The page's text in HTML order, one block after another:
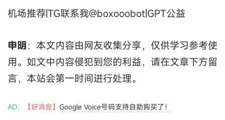
机场推荐|TG联系我@boxooobot|GPT公益
申明：本文内容由网友收集分享，仅供学习参考使
用。如文中内容侵犯到您的利益，请在文章下方留
言，本站会第一时间进行处理。
AD： 【好消息】 Google Voice号码支持自助购买了！